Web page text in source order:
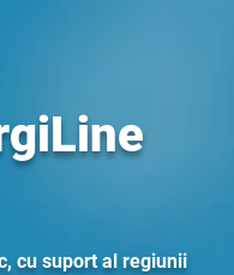
cu suport al regiunii